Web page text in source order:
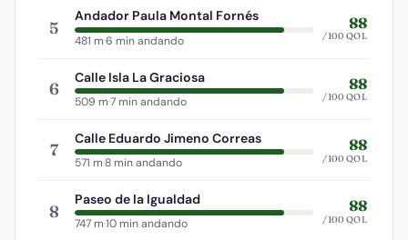
5
Andador Paula Montal Fornés
481 m·6 min andando
88
/100 QOL
6
Calle Isla La Graciosa
509 m·7 min andando
88
/100 QOL
7
Calle Eduardo Jimeno Correas
571 m·8 min andando
88
/100 QOL
8
Paseo de la Igualdad
747 m·10 min andando
88
/100 QOL